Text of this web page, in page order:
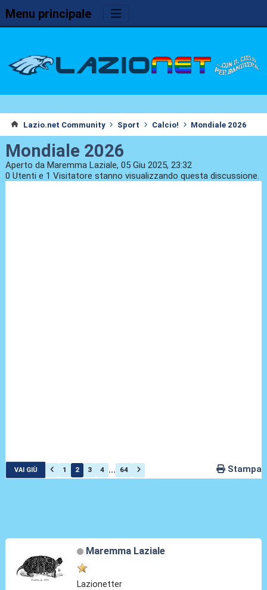
Menu principale
Lazio.net Community Sport Calcio! Mondiale 2026
Mondiale 2026
Aperto da Maremma Laziale, 05 Giu 2025, 23:32
0 Utenti e 1 Visitatore stanno visualizzando questa discussione.
VAI GIÙ 1 2 3 4 ... 64 Stampa
Maremma Laziale
Lazionetter